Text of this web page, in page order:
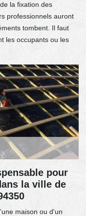
la fixation des
professionnels auront
tombent. Il faut
les occupants ou les
pour
la ville de
maison ou d'un